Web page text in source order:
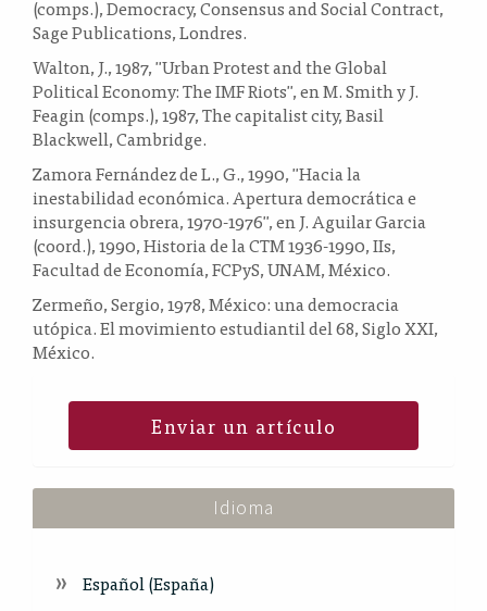
(comps.), Democracy, Consensus and Social Contract,
Sage Publications, Londres.
Walton, J., 1987, "Urban Protest and the Global
Political Economy: The IMF Riots", en M. Smith y J.
Feagin (comps.), 1987, The capitalist city, Basil
Blackwell, Cambridge.
Zamora Fernández de L., G., 1990, "Hacia la
inestabilidad económica. Apertura democrática e
insurgencia obrera, 1970-1976", en J. Aguilar Garcia
(coord.), 1990, Historia de la CTM 1936-1990, IIs,
Facultad de Economía, FCPyS, UNAM, México.
Zermeño, Sergio, 1978, México: una democracia
utópica. El movimiento estudiantil del 68, Siglo XXI,
México.
Enviar un artículo
Idioma
Español (España)